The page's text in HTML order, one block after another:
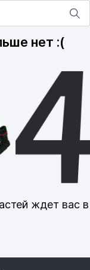
нет :(
ждет вас в